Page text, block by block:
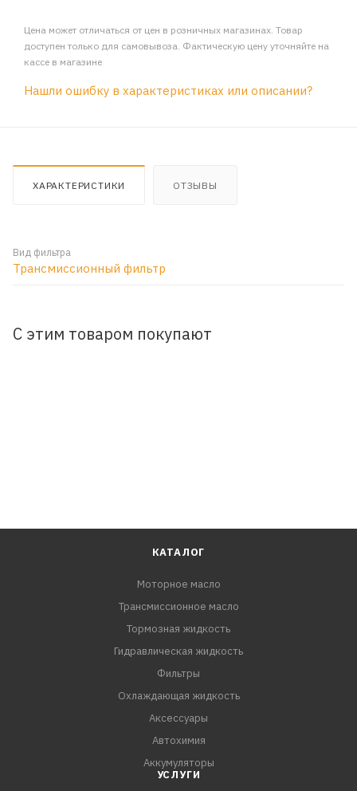
Цена может отличаться от цен в розничных магазинах. Товар
доступен только для самовывоза. Фактическую цену уточняйте на
кассе в магазине
Нашли ошибку в характеристиках или описании?
ХАРАКТЕРИСТИКИ ОТЗЫВЫ
Вид фильтра
Трансмиссионный фильтр
С этим товаром покупают
КАТАЛОГ
Моторное масло
Трансмиссионное масло
Тормозная жидкость
Гидравлическая жидкость
Фильтры
Охлаждающая жидкость
Аксессуары
Автохимия
Аккумуляторы
УСЛУГИ